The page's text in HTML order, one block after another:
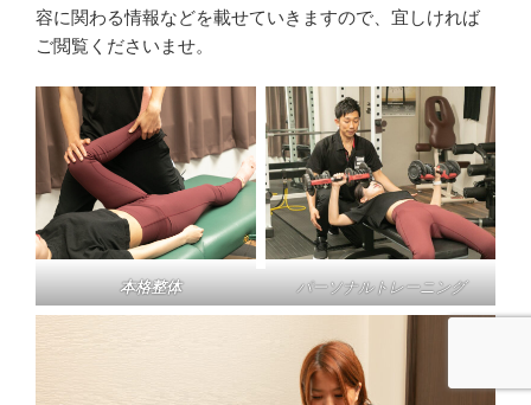
容に関わる情報などを載せていきますので、宜しければ
ご閲覧くださいませ。
本格整体 パーソナルトレーニング